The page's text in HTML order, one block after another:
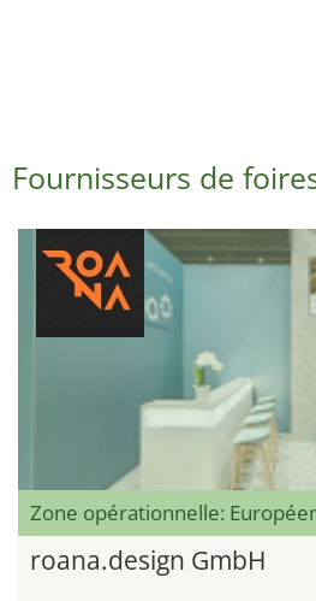
Fournisseurs de
Zone opérationnelle:
roana.design GmbH